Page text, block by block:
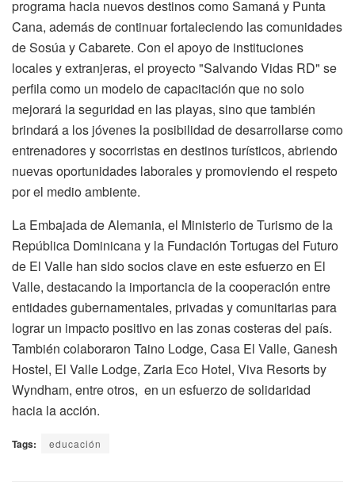
programa hacia nuevos destinos como Samaná y Punta
Cana, además de continuar fortaleciendo las comunidades
de Sosúa y Cabarete. Con el apoyo de instituciones
locales y extranjeras, el proyecto "Salvando Vidas RD" se
perfila como un modelo de capacitación que no solo
mejorará la seguridad en las playas, sino que también
brindará a los jóvenes la posibilidad de desarrollarse como
entrenadores y socorristas en destinos turísticos, abriendo
nuevas oportunidades laborales y promoviendo el respeto
por el medio ambiente.
La Embajada de Alemania, el Ministerio de Turismo de la
República Dominicana y la Fundación Tortugas del Futuro
de El Valle han sido socios clave en este esfuerzo en El
Valle, destacando la importancia de la cooperación entre
entidades gubernamentales, privadas y comunitarias para
lograr un impacto positivo en las zonas costeras del país.
También colaboraron Taino Lodge, Casa El Valle, Ganesh
Hostel, El Valle Lodge, Zaria Eco Hotel, Viva Resorts by
Wyndham, entre otros, en un esfuerzo de solidaridad
hacia la acción.
Tags: educación